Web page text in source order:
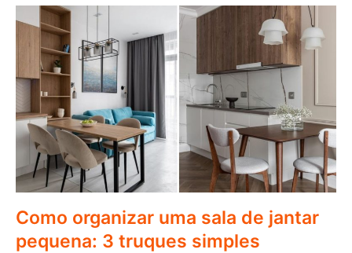
Como organizar uma sala de jantar
pequena: 3 truques simples